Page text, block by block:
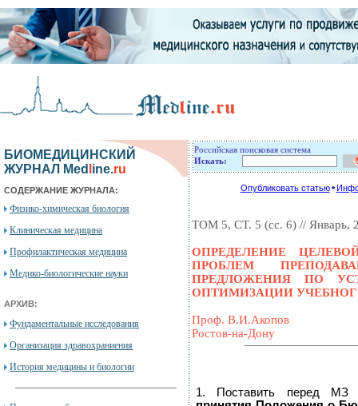
БИОМЕДИЦИНСКИЙ
ЖУРНАЛ Med ine.ru
СОДЕРЖАНИЕ ЖУРНАЛА:
Физико-химическая биология
Клиническая медицина
Профилактическая медицина
Медико-биологические науки
АРХИВ:
Фундаментальные исследования
Организация здравохраниения
История медицины и биологии
Российская поисковая система
Искать:
Опубликовать статью
ТОМ 5, СТ. 5 (сc. 6) // Январь,
ОПРЕДЕЛЕНИЕ
ПРОБЛЕМ
ПРЕДЛОЖЕНИЯ ПО
ОПТИМИЗАЦИИ
Проф. В.И.Акопов
Ростов-на-Дону
1. Поставить перед МЗ